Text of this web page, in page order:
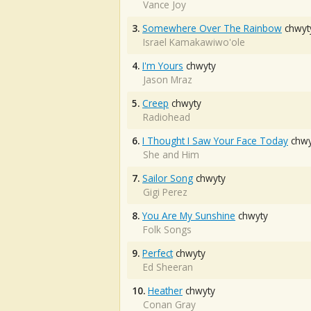
Vance Joy
3. Somewhere Over The Rainbow
Israel Kamakawiwo'ole
4. I'm Yours chwyty
Jason Mraz
5. Creep chwyty
Radiohead
6. I Thought I Saw Your Face Today
She and Him
7. Sailor Song chwyty
Gigi Perez
8. You Are My Sunshine chwyty
Folk Songs
9. Perfectchwyty
Ed Sheeran
10. Heather chwyty
Conan Gray